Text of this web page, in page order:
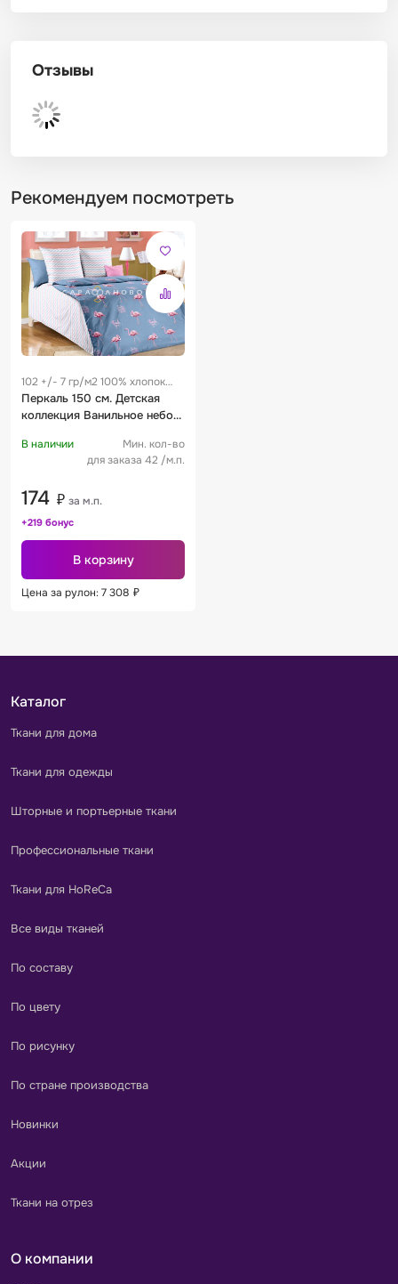
Отзывы
Рекомендуем посмотреть
102 +/- 7 гр/м2 100% хлопок
0.23 м
Перкаль 150 см. Детская
коллекция Ванильное небо
В наличии
Мин. кол-во
для заказа 42 /м.п.
174 ₽ за м.п.
+219 бонус
В корзину
Цена за рулон: 7 308 ₽
Каталог
Ткани для дома
Ткани для одежды
Шторные и портьерные ткани
Профессиональные ткани
Ткани для HoReCa
Все виды тканей
По составу
По цвету
По рисунку
По стране производства
Новинки
Акции
Ткани на отрез
О компании